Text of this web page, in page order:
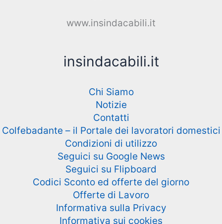
www.insindacabili.it
insindacabili.it
Chi Siamo
Notizie
Contatti
Colfebadante – il Portale dei lavoratori domestici
Condizioni di utilizzo
Seguici su Google News
Seguici su Flipboard
Codici Sconto ed offerte del giorno
Offerte di Lavoro
Informativa sulla Privacy
Informativa sui cookies